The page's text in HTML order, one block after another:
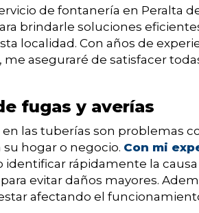
de fontanería en Peralta
brindarle soluciones
localidad. Con años de
me aseguraré de satisfacer
fugas y averías
en las tuberías son problemas
hogar o negocio. Con mi
identificar rápidamente la
evitar daños mayores.
afectando el